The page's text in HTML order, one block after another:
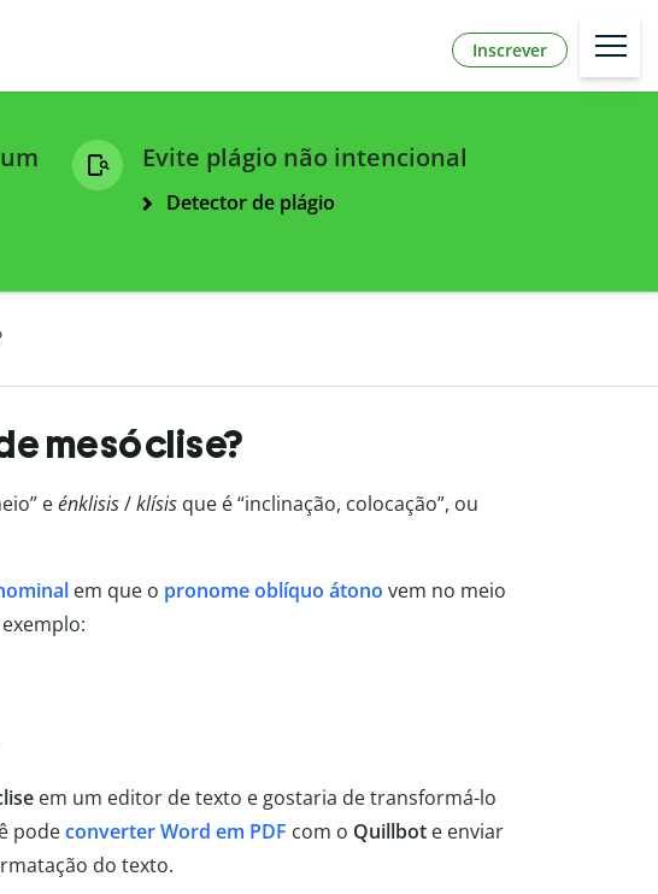
Inscrever
Evite plágio não intencional
Detector de plágio
mesóclise?
eénklisis/klísisque é “inclinação, colocação”, ou
em que o pronome oblíquo átono vem no meio
em um editor de texto e gostaria de transformá-lo
podeconverter Word em PDF com o Quillbot e enviar
do texto.